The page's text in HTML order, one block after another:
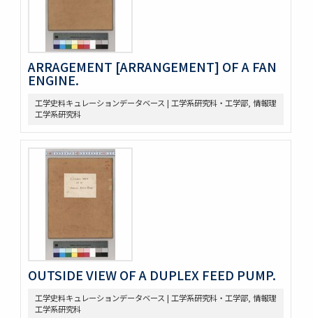
ARRAGEMENT [ARRANGEMENT] OF A FAN
ENGINE.
工学史料キュレーションデータベース | 工学系研究科・工学部, 情報理
工学系研究科
OUTSIDE VIEW OF A DUPLEX FEED PUMP.
工学史料キュレーションデータベース | 工学系研究科・工学部, 情報理
工学系研究科